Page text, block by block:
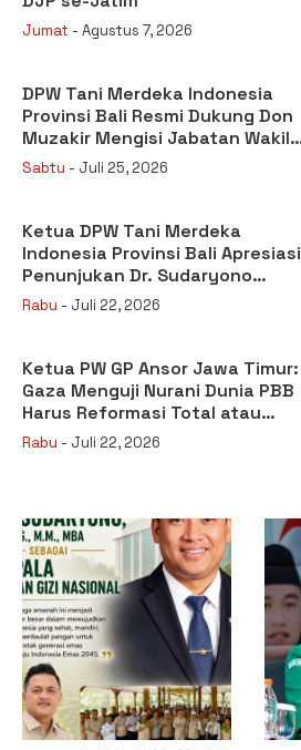
Jumat - Agustus 7, 2026
DPW Tani Merdeka Indonesia
Provinsi Bali Resmi Dukung Don
Muzakir Mengisi Jabatan Wakil
Menteri Pertanian RI
Sabtu - Juli 25, 2026
Ketua DPW Tani Merdeka
Indonesia Provinsi Bali Apresiasi
Penunjukan Dr. Sudaryono
sebagai Kepala Badan Gizi
Rabu - Juli 22, 2026
Ketua PW GP Ansor Jawa Timur:
Gaza Menguji Nurani Dunia PBB
Harus Reformasi Total atau
Kehilangan Legitimasi
Rabu - Juli 22, 2026